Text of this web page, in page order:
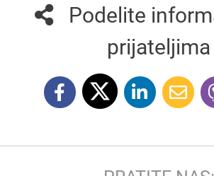
Podelite
prijateljima